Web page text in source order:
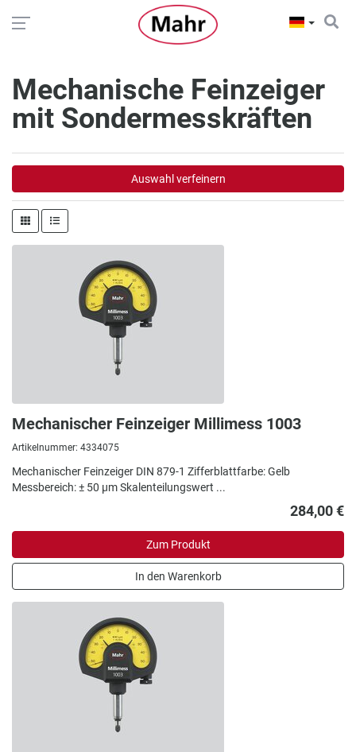
Mechanische Feinzeiger
mit Sondermesskräften
Auswahl verfeinern
Mechanischer Feinzeiger Millimess 1003
Artikelnummer: 4334075
Mechanischer Feinzeiger DIN 879-1 Zifferblattfarbe: Gelb
Messbereich: ± 50 µm Skalenteilungswert ...
284,00 €
Zum Produkt
In den Warenkorb